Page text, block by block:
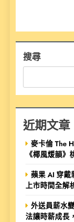
搜尋
近期文章
麥卡倫 The
《椰風煖韻
蘋果 AI 穿戴
上市時間全解
外送員薪水
法讓時薪成長